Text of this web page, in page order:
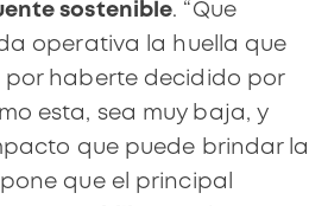
sostenible. “Que
operativa la huella que
por haberte decidido por
esta, sea muy baja, y
que puede brindar la
que el principal